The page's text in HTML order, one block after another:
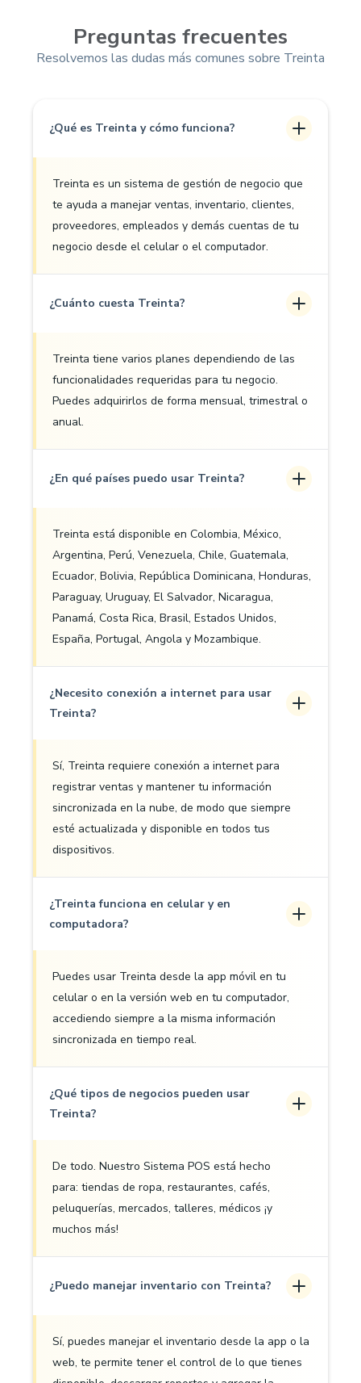
Preguntas frecuentes
Resolvemos las dudas más comunes sobre Treinta
¿Qué es Treinta y cómo funciona?
Treinta es un sistema de gestión de negocio que
te ayuda a manejar ventas, inventario, clientes,
proveedores, empleados y demás cuentas de tu
negocio desde el celular o el computador.
¿Cuánto cuesta Treinta?
Treinta tiene varios planes dependiendo de las
funcionalidades requeridas para tu negocio.
Puedes adquirirlos de forma mensual, trimestral o
anual.
¿En qué países puedo usar Treinta?
Treinta está disponible en Colombia, México,
Argentina, Perú, Venezuela, Chile, Guatemala,
Ecuador, Bolivia, República Dominicana, Honduras,
Paraguay, Uruguay, El Salvador, Nicaragua,
Panamá, Costa Rica, Brasil, Estados Unidos,
España, Portugal, Angola y Mozambique.
¿Necesito conexión a internet para usar
Treinta?
Sí, Treinta requiere conexión a internet para
registrar ventas y mantener tu información
sincronizada en la nube, de modo que siempre
esté actualizada y disponible en todos tus
dispositivos.
¿Treinta funciona en celular y en
computadora?
Puedes usar Treinta desde la app móvil en tu
celular o en la versión web en tu computador,
accediendo siempre a la misma información
sincronizada en tiempo real.
¿Qué tipos de negocios pueden usar
Treinta?
De todo. Nuestro Sistema POS está hecho
para: tiendas de ropa, restaurantes, cafés,
peluquerías, mercados, talleres, médicos ¡y
muchos más!
¿Puedo manejar inventario con Treinta?
Sí, puedes manejar el inventario desde la app o la
web, te permite tener el control de lo que tienes